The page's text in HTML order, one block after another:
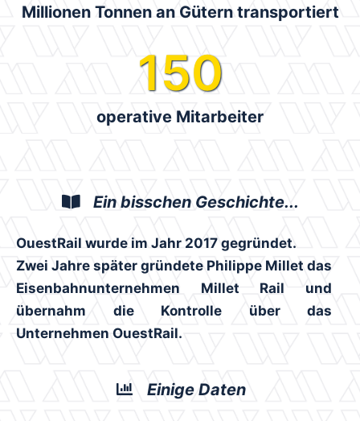
Millionen Tonnen an Gütern transportiert
operative Mitarbeiter
150
Ein bisschen Geschichte...
OuestRail wurde im Jahr 2017 gegründet.
Zwei Jahre später gründete Philippe Millet das
Eisenbahnunternehmen Millet Rail und
übernahm die Kontrolle über das
Unternehmen OuestRail.
Einige Daten